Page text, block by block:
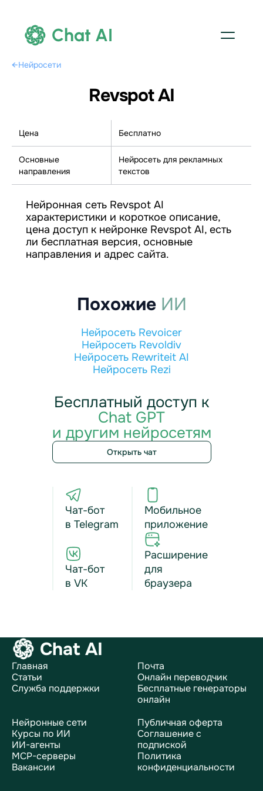
Chat AI
←Нейросети
Revspot AI
Цена Бесплатно
Основные
направления
Нейросеть для рекламных
текстов
Нейронная сеть Revspot AI
характеристики и короткое описание,
цена доступ к нейронке Revspot AI, есть
ли бесплатная версия, основные
направления и адрес сайта.
Похожие ИИ
Нейросеть Revoicer
Нейросеть Revoldiv
Нейросеть Rewriteit AI
Нейросеть Rezi
Бесплатный доступ к
Chat GPT
и другим нейросетям
Открыть чат
Чат-бот
в Telegram
Чат-бот
в VK
Мобильное
приложение
Расширение
для
браузера
Chat AI
Главная
Статьи
Служба поддержки
Почта
Онлайн переводчик
Бесплатные генераторы
онлайн
Нейронные сети
Курсы по ИИ
ИИ-агенты
MCP-серверы
Вакансии
Публичная оферта
Соглашение с
подпиской
Политика
конфиденциальности